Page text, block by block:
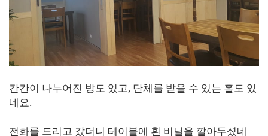
칸칸이 나누어진 방도 있고, 단체를 받을 수 있는 홀도 있
네요.
전화를 드리고 갔더니 테이블에 흰 비닐을 깔아두셨네